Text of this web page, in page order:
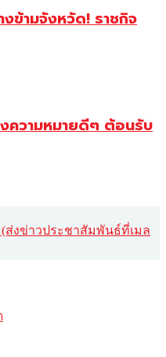
งข้ามจังหวัด! ราชกิจ
ความหมายดีๆ ต้อนรับ
(ส่งข่าวประชาสัมพันธ์ที่เมล